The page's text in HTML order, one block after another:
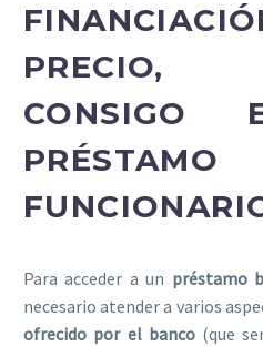
CONSIGO
Para acceder a un préstamo
necesario atender a varios
ofrecido por el banco(que